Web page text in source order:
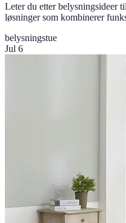
Leter du etter belysningsideer
løsninger som kombinerer
belysningstue
Jul 6